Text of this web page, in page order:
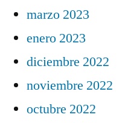
marzo 2023
enero 2023
diciembre 2022
noviembre 2022
octubre 2022